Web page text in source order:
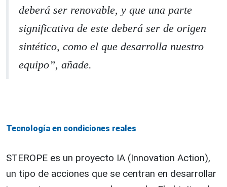
deberá ser renovable, y que una parte
significativa de este deberá ser de origen
sintético, como el que desarrolla nuestro
equipo”, añade.
Tecnología en condiciones reales
STEROPE es un proyecto IA (Innovation Action),
un tipo de acciones que se centran en desarrollar